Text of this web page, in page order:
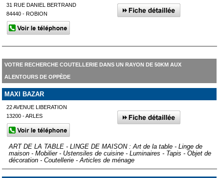
31 RUE DANIEL BERTRAND
84440 - ROBION
VOTRE RECHERCHE COUTELLERIE DANS UN RAYON DE 50KM AUX
ALENTOURS DE OPPÈDE
MAXI BAZAR
22 AVENUE LIBERATION
13200 - ARLES
ART DE LA TABLE - LINGE DE MAISON : Art de la table - Linge de
maison - Mobilier - Ustensiles de cuisine - Luminaires - Tapis - Objet de
décoration - Coutellerie - Articles de ménage